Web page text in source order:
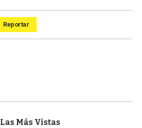
Reportar
Las Más Vistas